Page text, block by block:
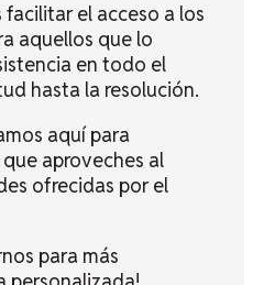
el acceso a los
aquellos que lo
en todo el
hasta la resolución.
aquí para
aproveches al
ofrecidas por el
para más